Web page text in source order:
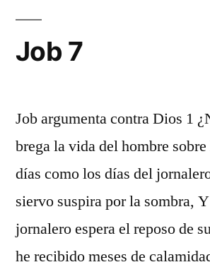
Job 7
Job argumenta contra Dios 1
brega la vida del hombre
días como los días del
siervo suspira por la sombra,
jornalero espera el reposo de
he recibido meses de